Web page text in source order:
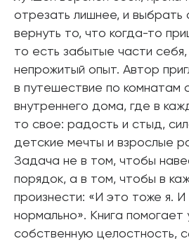
отрезать лишнее, и выбрать
вернуть то, что когда-то
то есть забытые части
непрожитый опыт. Автор
в путешествие по комнатам
внутреннего дома, где в
то свое: радость и стыд,
детские мечты и взрослые
Задача не в том, чтобы
порядок, а в том, чтобы в
произнести: «И это тоже я. И
нормально». Книга помогает
собственную целостность,